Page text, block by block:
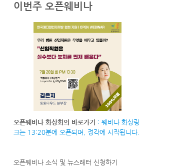
이번주 오픈웨비나
오픈웨비나 화상회의 바로가기
: 웨비나 화상링
크는 13:20분에 오픈되며, 정각에 시작됩니다.
오픈웨비나 소식 및 뉴스레터 신청하기